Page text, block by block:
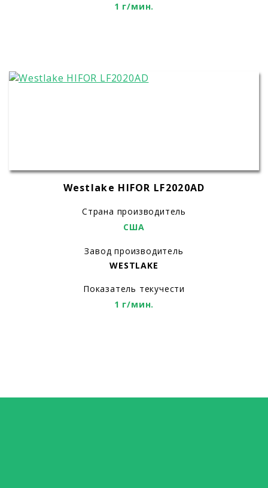
1 г/мин.
Westlake HIFOR LF2020AD
Страна производитель
США
Завод производитель
WESTLAKE
Показатель текучести
1 г/мин.